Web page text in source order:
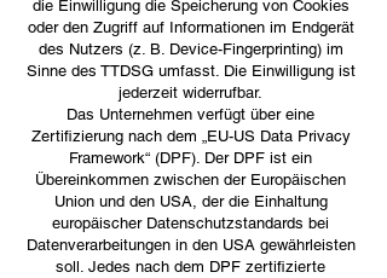
die Einwilligung die Speicherung von Cookies
oder den Zugriff auf Informationen im Endgerät
des Nutzers (z. B. Device-Fingerprinting) im
Sinne des TTDSG umfasst. Die Einwilligung ist
jederzeit widerrufbar.
Das Unternehmen verfügt über eine
Zertifizierung nach dem „EU-US Data Privacy
Framework“ (DPF). Der DPF ist ein
Übereinkommen zwischen der Europäischen
Union und den USA, der die Einhaltung
europäischer Datenschutzstandards bei
Datenverarbeitungen in den USA gewährleisten
soll. Jedes nach dem DPF zertifizierte